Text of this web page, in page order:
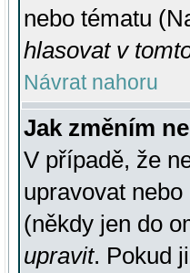
nebo tématu
hlasovat v
Návrat nahoru
Jak změním
V případě, že
upravovat
(někdy jen do
upravit. Pokud